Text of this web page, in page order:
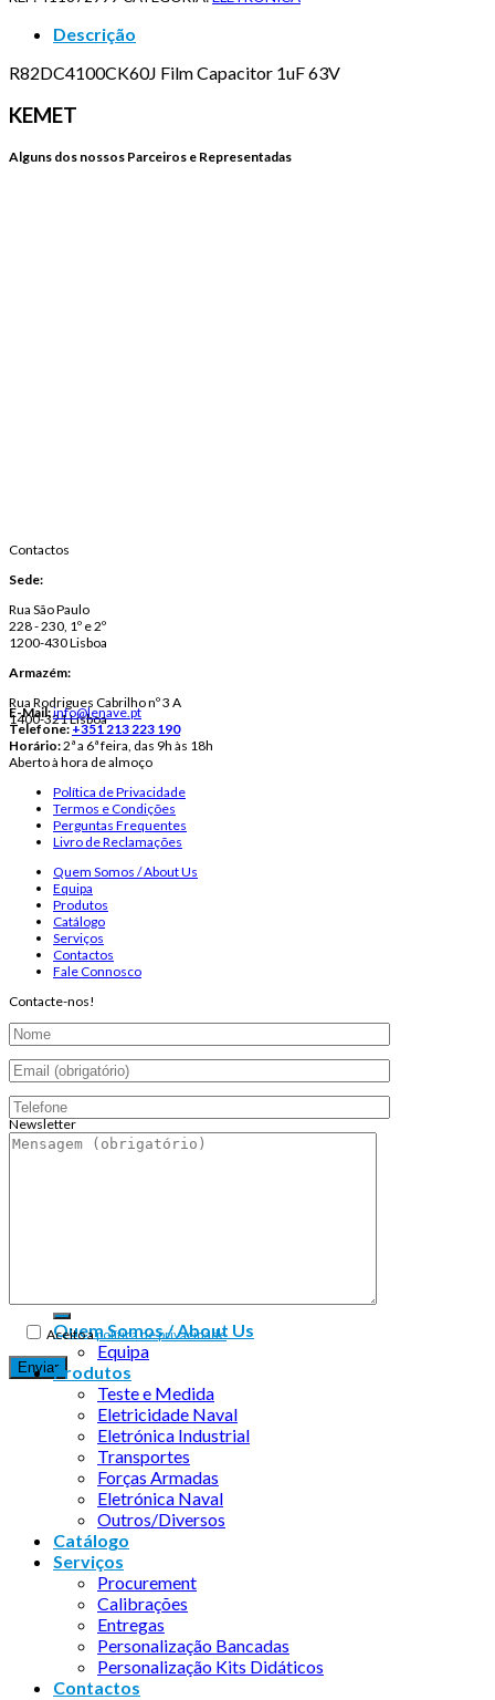
Descrição
R82DC4100CK60J Film Capacitor 1uF 63V
KEMET
Alguns dos nossos Parceiros e Representadas
Contactos
Sede:
Rua São Paulo
228 - 230, 1º e 2º
1200-430 Lisboa
Armazém:
Rua Rodrigues Cabrilho nº 3 A
1400-321 Lisboa
E-Mail:info@lenave.pt
Telefone:+351 213 223 190
Horário:2ª a 6ª feira, das 9h às 18h
Aberto à hora de almoço
Política de Privacidade
Termos e Condições
Perguntas Frequentes
Livro de Reclamações
Quem Somos / About Us
Equipa
Produtos
Catálogo
Serviços
Contactos
Fale Connosco
Contacte-nos!
Aceito apolítica de privacidade
Newsletter
Endereço de email:
Quem Somos / About Us
Equipa
Produtos
Teste e Medida
Eletricidade Naval
Eletrónica Industrial
Transportes
Forças Armadas
Eletrónica Naval
Outros/Diversos
Catálogo
Serviços
Procurement
Calibrações
Entregas
Personalização Bancadas
Personalização Kits Didáticos
Contactos